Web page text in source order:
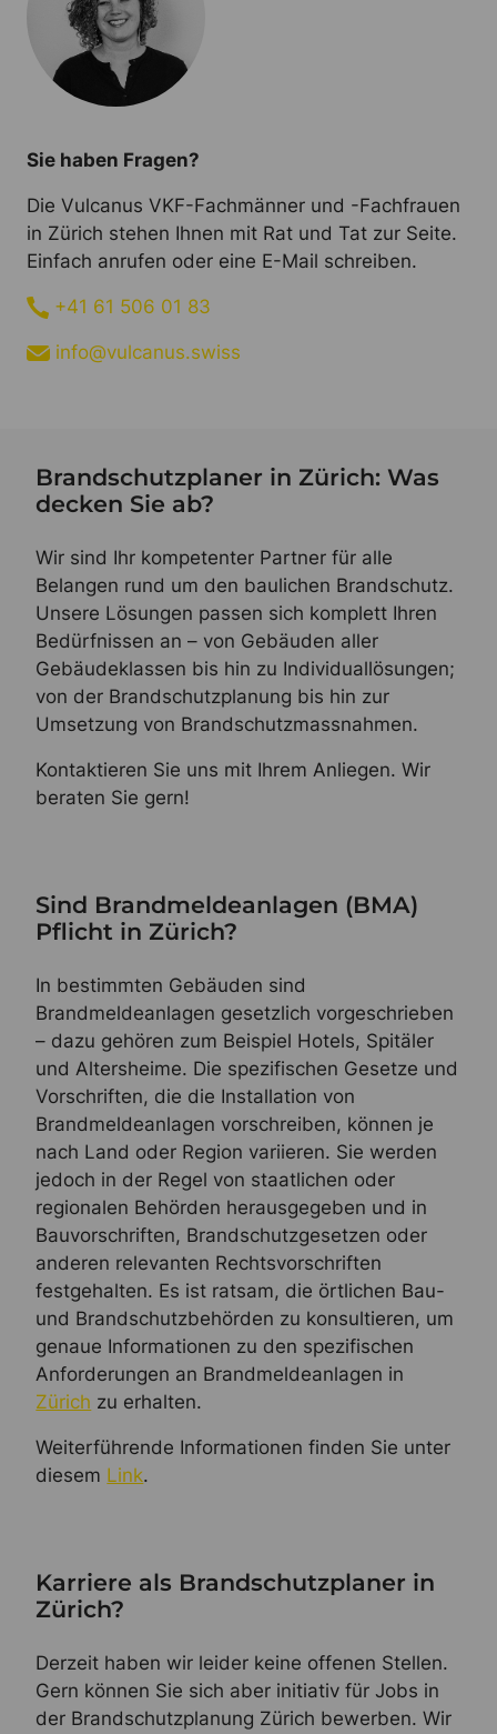
Sie haben Fragen?
Die Vulcanus VKF-Fachmänner und -Fachfrauen
in Zürich stehen Ihnen mit Rat und Tat zur Seite.
Einfach anrufen oder eine E-Mail schreiben.
+41 61 506 01 83
info@vulcanus.swiss
Brandschutzplaner in Zürich: Was
decken Sie ab?
Wir sind Ihr kompetenter Partner für alle
Belangen rund um den baulichen Brandschutz.
Unsere Lösungen passen sich komplett Ihren
Bedürfnissen an – von Gebäuden aller
Gebäudeklassen bis hin zu Individuallösungen;
von der Brandschutzplanung bis hin zur
Umsetzung von Brandschutzmassnahmen.
Kontaktieren Sie uns mit Ihrem Anliegen. Wir
beraten Sie gern!
Sind Brandmeldeanlagen (BMA)
Pflicht in Zürich?
In bestimmten Gebäuden sind
Brandmeldeanlagen gesetzlich vorgeschrieben
– dazu gehören zum Beispiel Hotels, Spitäler
und Altersheime. Die spezifischen Gesetze und
Vorschriften, die die Installation von
Brandmeldeanlagen vorschreiben, können je
nach Land oder Region variieren. Sie werden
jedoch in der Regel von staatlichen oder
regionalen Behörden herausgegeben und in
Bauvorschriften, Brandschutzgesetzen oder
anderen relevanten Rechtsvorschriften
festgehalten. Es ist ratsam, die örtlichen Bau-
und Brandschutzbehörden zu konsultieren, um
genaue Informationen zu den spezifischen
Anforderungen an Brandmeldeanlagen in
Zürich zu erhalten.
Weiterführende Informationen finden Sie unter
diesem Link.
Karriere als Brandschutzplaner in
Zürich?
Derzeit haben wir leider keine offenen Stellen.
Gern können Sie sich aber initiativ für Jobs in
der Brandschutzplanung Zürich bewerben. Wir